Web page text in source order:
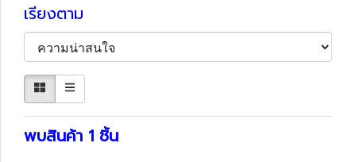
เรียงตาม
พบสินค้า 1 ชิ้น